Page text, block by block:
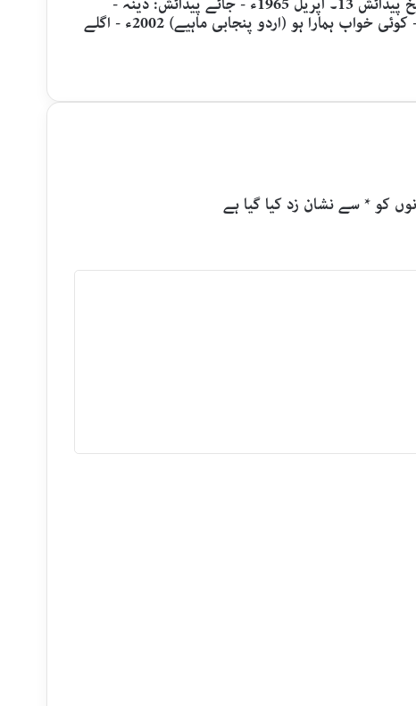
تعلیم: ایم اے اردو، کراچی یونیورسٹی - شعری مجموعے - کوئی خواب ہمارا ہو (اردو پنجابی ماہیے) 2002ء - اگلے
کو*سے نشان زد کیا گیا ہے